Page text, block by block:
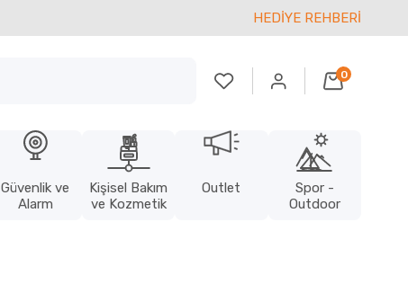
HEDİYE REHBERİ
0
Güvenlik ve
Alarm
Kişisel Bakım
ve Kozmetik
Outlet
Spor -
Outdoor